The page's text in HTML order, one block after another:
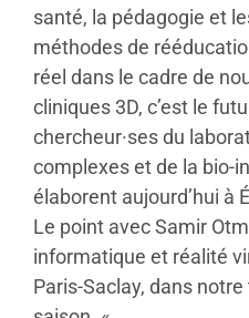
santé, la pédagogie et
méthodes de
réel dans le cadre de
cliniques 3D, c’est le
chercheur·ses du
complexes et de la bio-
élaborent aujourd’hui à
Le point avec Samir
informatique et réalité
Paris-Saclay, dans